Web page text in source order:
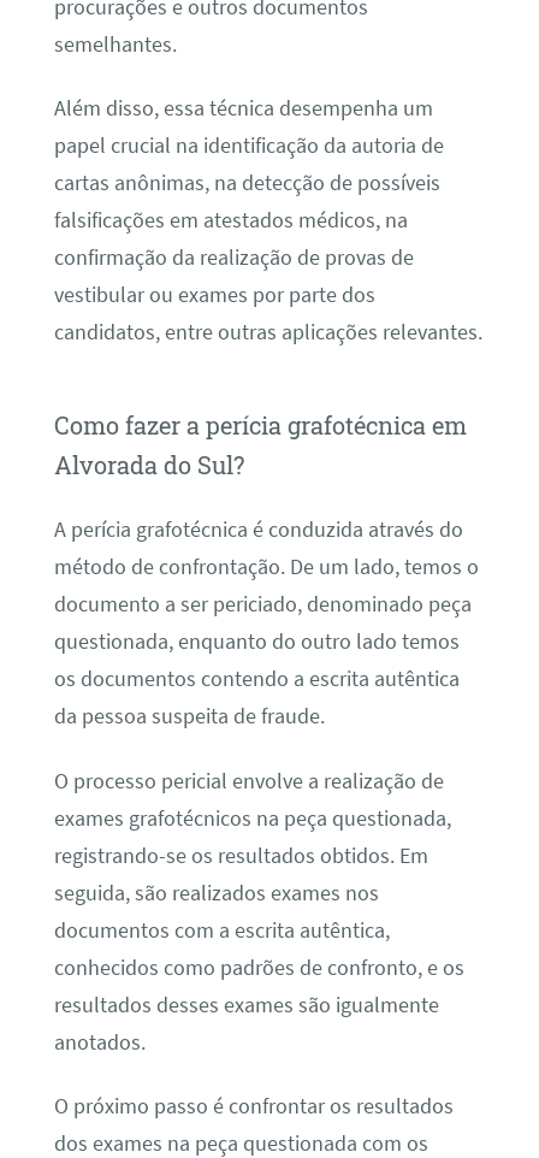
procurações e outros documentos
semelhantes.
Além disso, essa técnica desempenha um
papel crucial na identificação da autoria de
cartas anônimas, na detecção de possíveis
falsificações em atestados médicos, na
confirmação da realização de provas de
vestibular ou exames por parte dos
candidatos, entre outras aplicações relevantes.
Como fazer a perícia grafotécnica em
Alvorada do Sul?
A perícia grafotécnica é conduzida através do
método de confrontação. De um lado, temos o
documento a ser periciado, denominado peça
questionada, enquanto do outro lado temos
os documentos contendo a escrita autêntica
da pessoa suspeita de fraude.
O processo pericial envolve a realização de
exames grafotécnicos na peça questionada,
registrando-se os resultados obtidos. Em
seguida, são realizados exames nos
documentos com a escrita autêntica,
conhecidos como padrões de confronto, e os
resultados desses exames são igualmente
anotados.
O próximo passo é confrontar os resultados
dos exames na peça questionada com os